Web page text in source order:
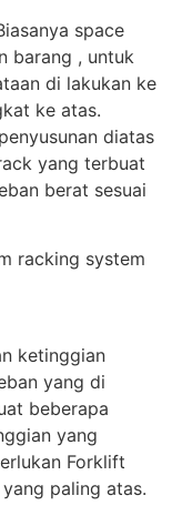
space
barang , untuk
di lakukan ke
ke atas.
diatas
yang terbuat
berat sesuai
racking system
ketinggian
yang di
beberapa
yang
Forklift
paling atas.